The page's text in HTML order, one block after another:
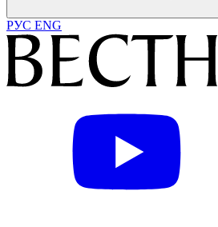
РУС ENG